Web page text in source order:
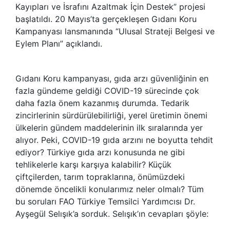
Kayıpları ve İsrafını Azaltmak İçin Destek” projesi
başlatıldı. 20 Mayıs’ta gerçekleşen Gıdanı Koru
Kampanyası lansmanında “Ulusal Strateji Belgesi ve
Eylem Planı” açıklandı.
Gıdanı Koru kampanyası, gıda arzı güvenliğinin en
fazla gündeme geldiği COVID-19 sürecinde çok
daha fazla önem kazanmış durumda. Tedarik
zincirlerinin sürdürülebilirliği, yerel üretimin önemi
ülkelerin gündem maddelerinin ilk sıralarında yer
alıyor. Peki, COVID-19 gıda arzını ne boyutta tehdit
ediyor? Türkiye gıda arzı konusunda ne gibi
tehlikelerle karşı karşıya kalabilir? Küçük
çiftçilerden, tarım topraklarına, önümüzdeki
dönemde öncelikli konularımız neler olmalı? Tüm
bu soruları FAO Türkiye Temsilci Yardımcısı Dr.
Ayşegül Selışık’a sorduk. Selışık’ın cevapları şöyle: